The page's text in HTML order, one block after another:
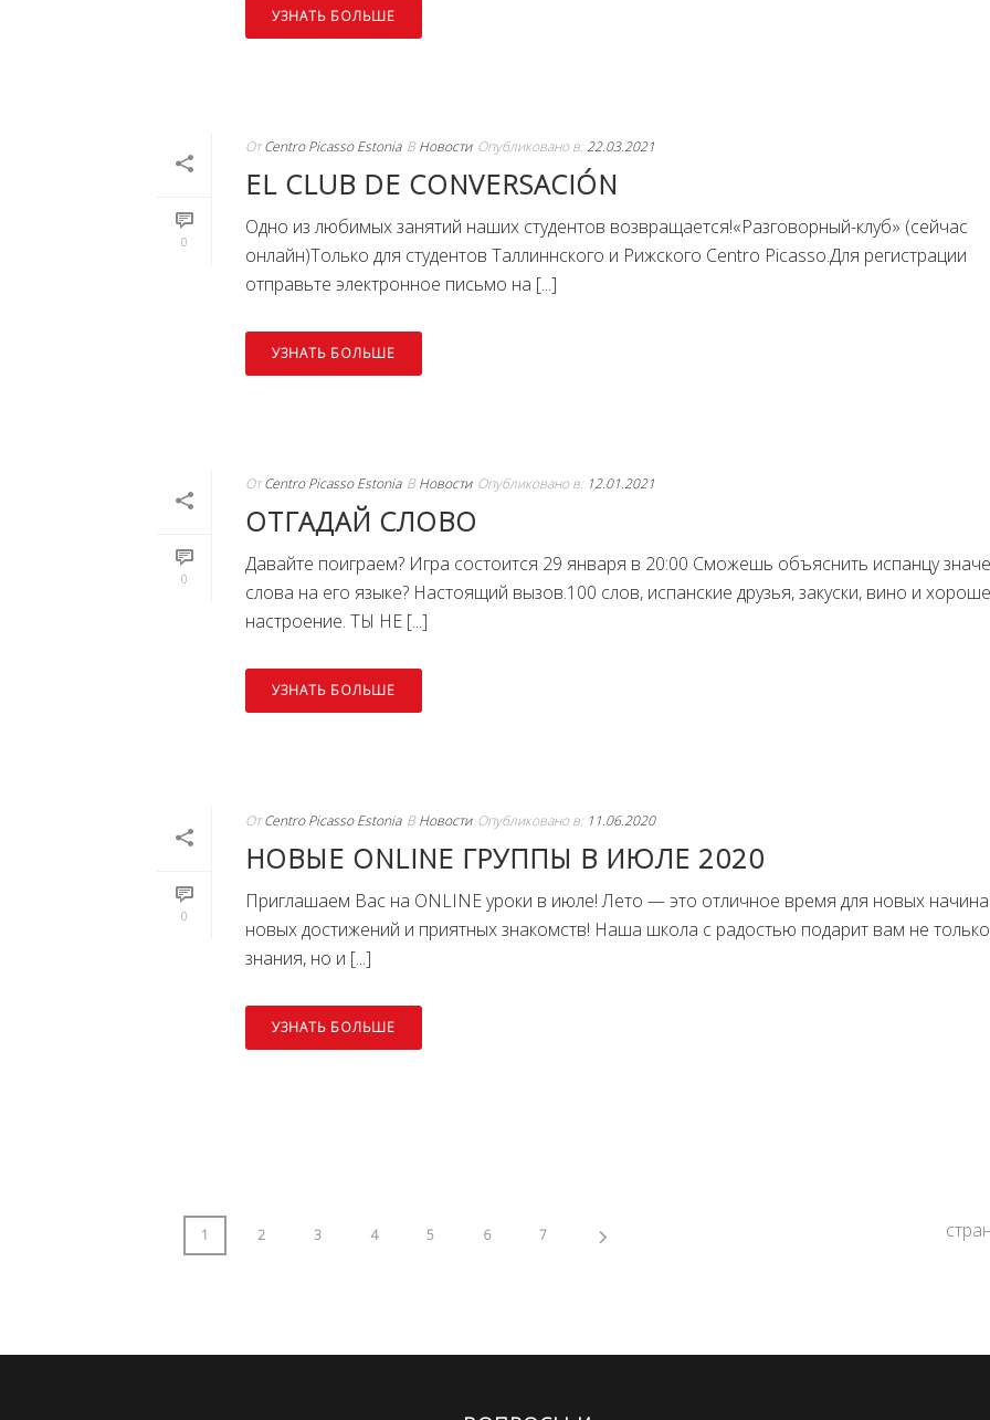
УЗНАТЬ БОЛЬШЕ
0
От Centro Picasso Estonia В Новости Опубликовано в:22.03.2021
EL CLUB DE CONVERSACIÓN
Одно из любимых занятий наших студентов возвращается!«Разговорный-клуб» (сейчас
онлайн)Только для студентов Таллиннского и Рижского Centro Picasso.Для регистрации
отправьте электронное письмо на [...]
УЗНАТЬ БОЛЬШЕ
0
От Centro Picasso Estonia В Новости Опубликовано в: 12.01.2021
ОТГАДАЙ СЛОВО
Давайте поиграем? Игра состоится 29 января в 20:00 Сможешь объяснить испанцу
слова на его языке? Настоящий вызов.100 слов, испанские друзья, закуски, вино и
настроение. ТЫ НЕ [...]
УЗНАТЬ БОЛЬШЕ
0
От Centro Picasso Estonia В Новости Опубликовано в: 11.06.2020
НОВЫЕ ONLINE ГРУППЫ В ИЮЛЕ 2020
Приглашаем Вас на ONLINE уроки в июле! Лето — это отличное время для новых
новых достижений и приятных знакомств! Наша школа с радостью подарит вам не
знания, но и [...]
УЗНАТЬ БОЛЬШЕ
1 2 3 4 5 6 7